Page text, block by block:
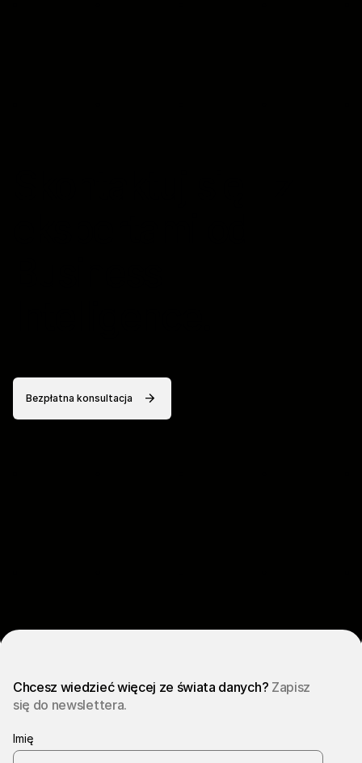
Bezpłatna konsultacja
Chcesz wiedzieć więcej ze świata danych? Zapisz
się do newslettera.
Imię